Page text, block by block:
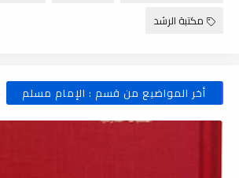
مكتبة الرشد
أخر المواضيع من قسم : الإمام مسلم